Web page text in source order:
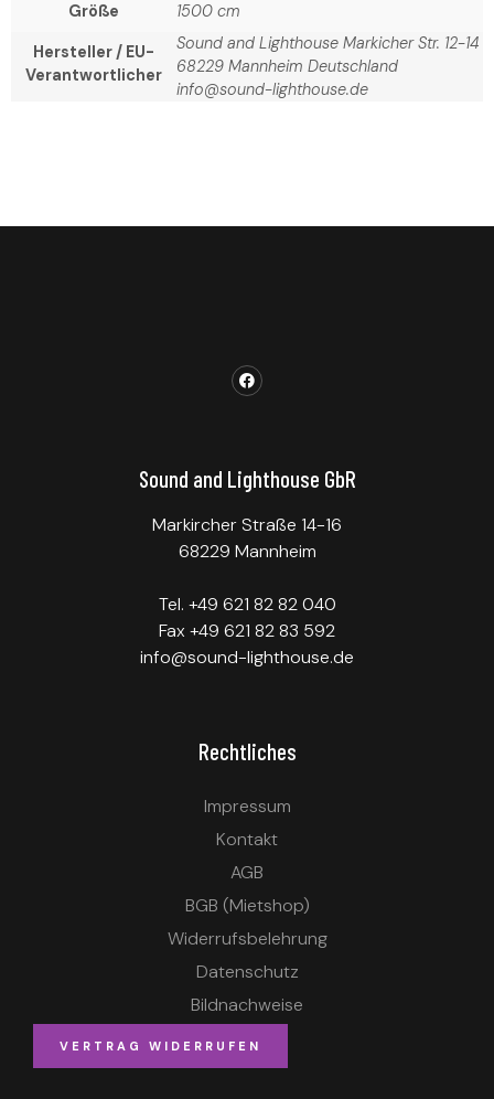
Größe 1500 cm
Hersteller / EU-
Verantwortlicher
Sound and Lighthouse Markicher Str. 12-14
68229 Mannheim Deutschland
info@sound-lighthouse.de
Sound and Lighthouse GbR
Markircher Straße 14-16
68229 Mannheim
Tel. +49 621 82 82 040
Fax +49 621 82 83 592
info@sound-lighthouse.de
Rechtliches
Impressum
Kontakt
AGB
BGB (Mietshop)
Widerrufsbelehrung
Datenschutz
Bildnachweise
VERTRAG WIDERRUFEN